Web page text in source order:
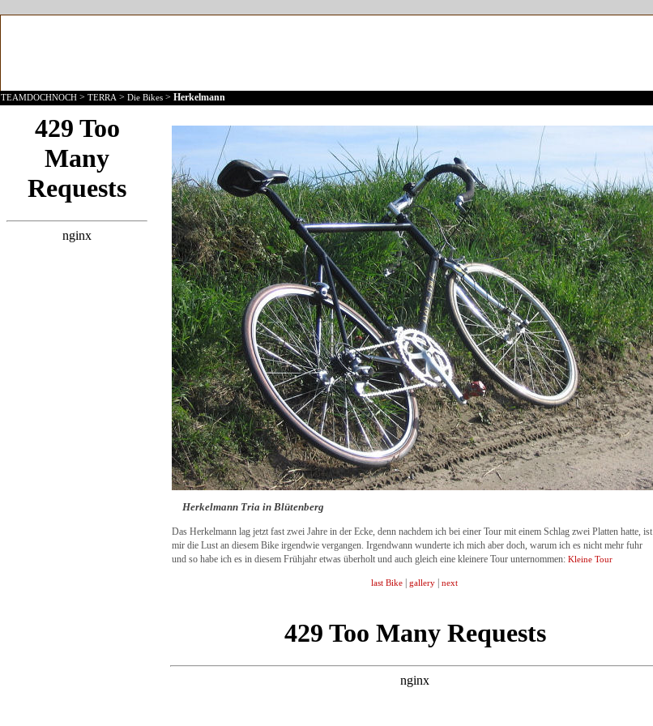
TEAMDOCHNOCH > TERRA > Die Bikes > Herkelmann
Herkelmann Tria in Blütenberg
Das Herkelmann lag jetzt fast zwei Jahre in der Ecke, denn nachdem ich bei einer Tour mit einem Schlag zwei Platten hatte, ist
mir die Lust an diesem Bike irgendwie vergangen. Irgendwann wunderte ich mich aber doch, warum ich es nicht mehr fuhr
und so habe ich es in diesem Frühjahr etwas überholt und auch gleich eine kleinere Tour unternommen: Kleine Tour
last Bike | gallery | next